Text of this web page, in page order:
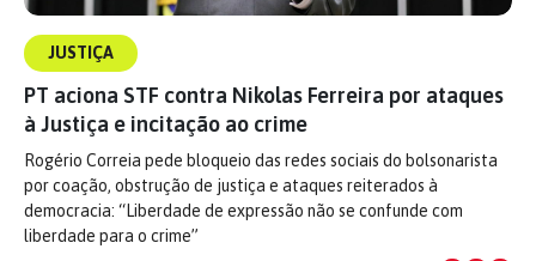
JUSTIÇA
PT aciona STF contra Nikolas Ferreira por ataques
à Justiça e incitação ao crime
Rogério Correia pede bloqueio das redes sociais do bolsonarista
por coação, obstrução de justiça e ataques reiterados à
democracia: “Liberdade de expressão não se confunde com
liberdade para o crime”